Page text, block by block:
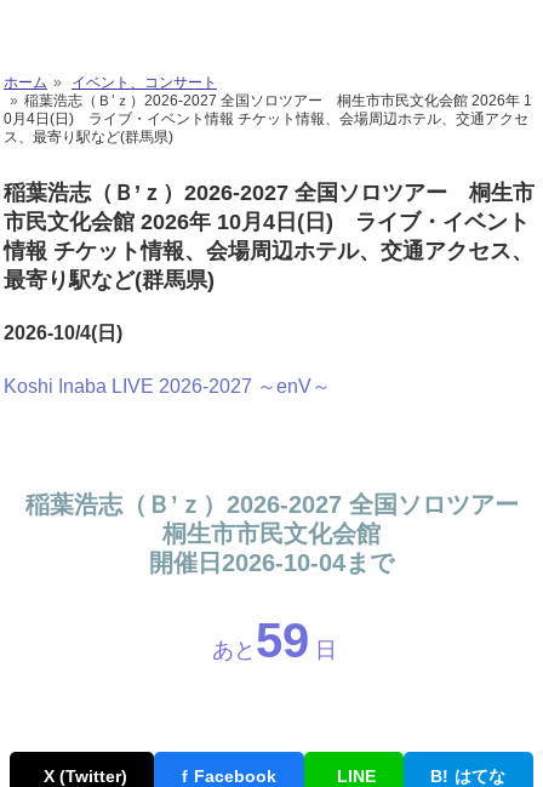
ホーム
イベント、コンサート
稲葉浩志（Ｂ’ｚ）2026-2027 全国ソロツアー 桐生市市民文化会館 2026年 1
0月4日(日) ライブ・イベント情報 チケット情報、会場周辺ホテル、交通アクセ
ス、最寄り駅など(群馬県)
稲葉浩志（Ｂ’ｚ）2026-2027 全国ソロツアー 桐生市
市民文化会館 2026年 10月4日(日) ライブ・イベント
情報 チケット情報、会場周辺ホテル、交通アクセス、
最寄り駅など(群馬県)
2026-10/4(日)
Koshi Inaba LIVE 2026-2027 ～enV～
稲葉浩志（Ｂ’ｚ）2026-2027 全国ソロツアー
桐生市市民文化会館
開催日2026-10-04まで
あと 59 日
X (Twitter) f Facebook LINE B! はてな